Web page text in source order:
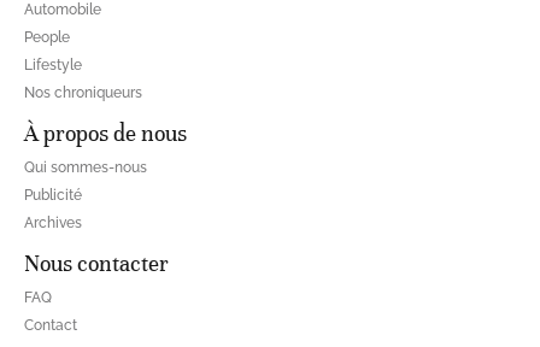
Automobile
People
Lifestyle
Nos chroniqueurs
À propos de nous
Qui sommes-nous
Publicité
Archives
Nous contacter
FAQ
Contact